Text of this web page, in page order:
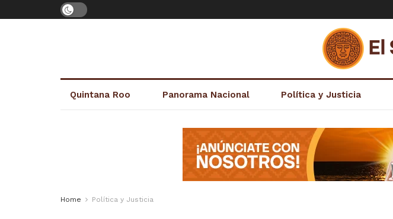
Quintana Roo Panorama Nacional Política y Justicia
Home Política y Justicia